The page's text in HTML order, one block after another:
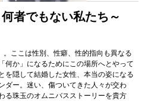
者でもない私たち～
ここは性別、性癖、性的指向も異なる
何か」になるためにこの場所へとやって
隠して結婚した女性、本当の姿になる
ダー。迷い、傷ついてきた人々が交わ
る珠玉のオムニバスストーリーを貴方